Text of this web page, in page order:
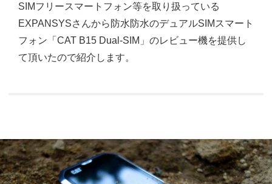
SIMフリースマートフォン等を取り扱っている
EXPANSYSさんから防水防水のデュアルSIMスマート
フォン「CAT B15 Dual-SIM」のレビュー機を提供し
て頂いたので紹介します。